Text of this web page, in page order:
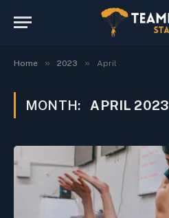
Home » 2023 » April
MONTH: APRIL 2023